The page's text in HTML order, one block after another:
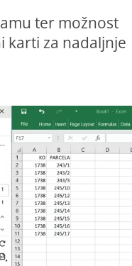
ter možnost
karti za nadaljnje